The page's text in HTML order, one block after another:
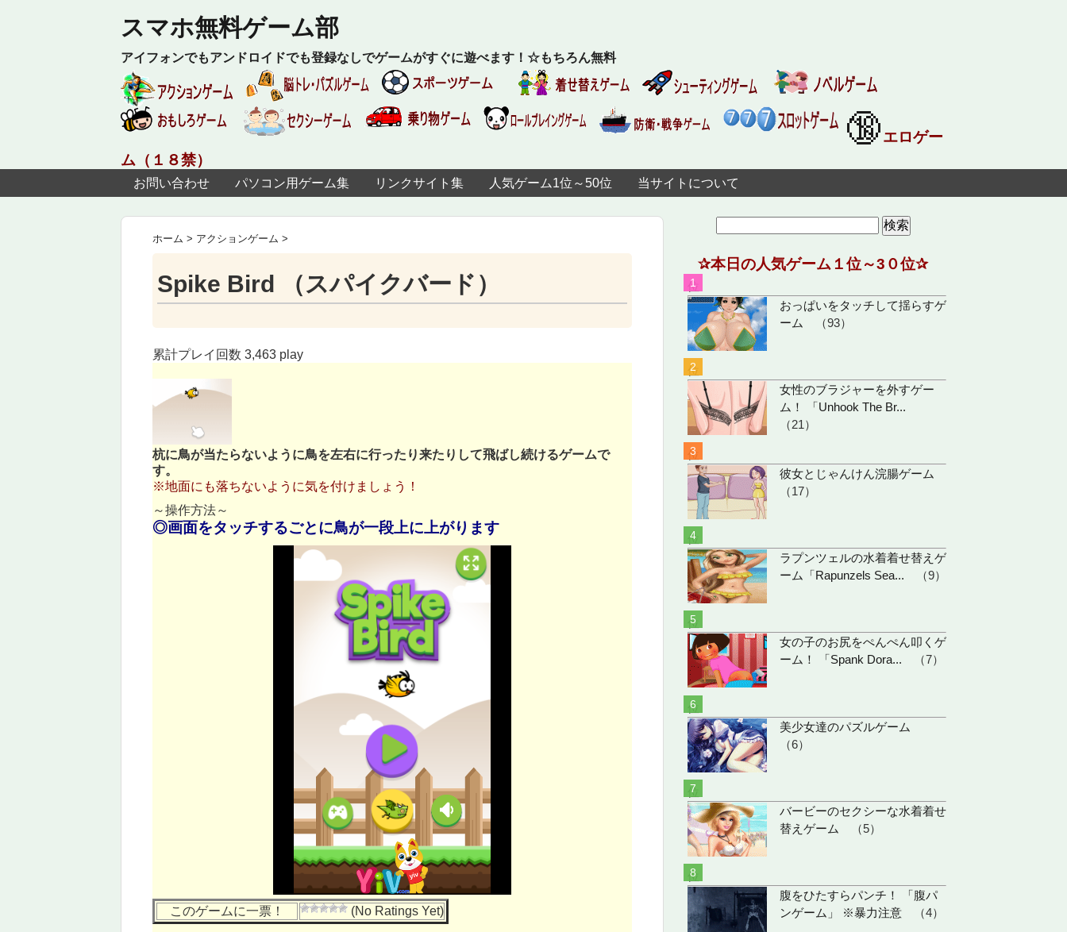
スマホ無料ゲーム部
アイフォンでもアンドロイドでも登録なしでゲームがすぐに遊べます！☆もちろん無料
🔞エロゲー
ム（１８禁）
お問い合わせ パソコン用ゲーム集 リンクサイト集 人気ゲーム1位～50位 当サイトについて
ホーム > アクションゲーム >
Spike Bird （スパイクバード）
累計プレイ回数 3,463 play
杭に鳥が当たらないように鳥を左右に行ったり来たりして飛ばし続けるゲームで
す。
※地面にも落ちないように気を付けましょう！
～操作方法～
◎画面をタッチするごとに鳥が一段上に上がります
このゲームに一票！ (No Ratings Yet)
索:
✰本日の人気ゲーム１位～3０位✰
位
おっぱいをタッチして揺らすゲ
ーム
（93）
位
女性のブラジャーを外すゲー
ム！ 「Unhook The Br...
（21）
位
彼女とじゃんけん浣腸ゲーム
（17）
位
ラプンツェルの水着着せ替えゲ
ーム「Rapunzels Sea... （9）
位
女の子のお尻をぺんぺん叩くゲ
ーム！ 「Spank Dora... （7）
位
美少女達のパズルゲーム
（6）
位
バービーのセクシーな水着着せ
替えゲーム
（5）
位
腹をひたすらパンチ！ 「腹パ
ンゲーム」 ※暴力注意 （4）